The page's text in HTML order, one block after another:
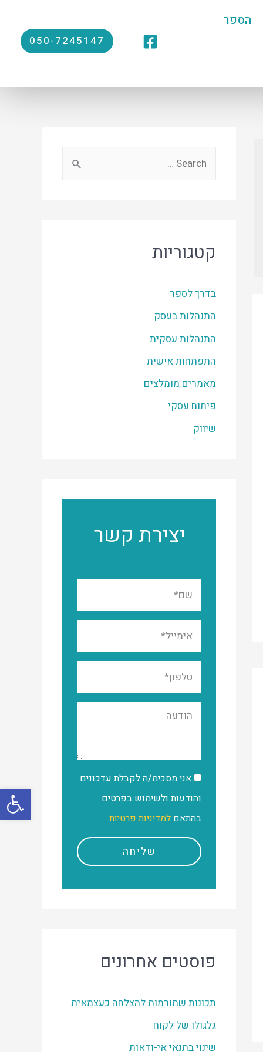
פתח
הספר
050-7245147
קטגוריות
בדרך לספר
התנהלות בעסק
התנהלות עסקית
התפתחות אישית
מאמרים מומלצים
פיתוח עסקי
שיווק
יצירת קשר
אני מסכימ/ה לקבלת עדכונים
והודעות ולשימוש בפרטים
בהתאם למדיניות פרטיות
שליחה
פוסטים אחרונים
תכונות שתורמות להצלחה כעצמאית
גלגולו של לקוח
שינוי בתנאי אי-ודאות